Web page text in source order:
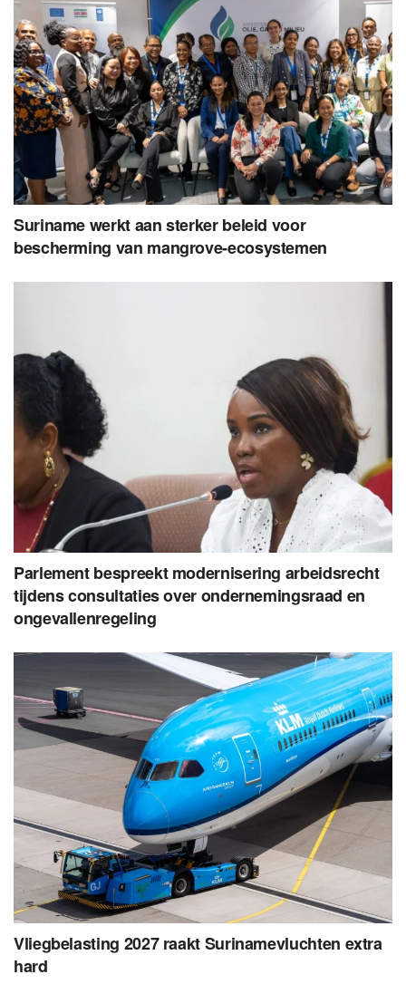
Suriname werkt aan sterker beleid voor
bescherming van mangrove-ecosystemen
Parlement bespreekt modernisering arbeidsrecht
tijdens consultaties over ondernemingsraad en
ongevallenregeling
Vliegbelasting 2027 raakt Surinamevluchten extra
hard